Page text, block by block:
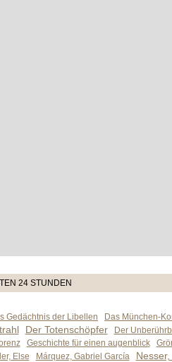
24 STUNDEN
Gedächtnis der Libellen Das München-
Der Totenschöpfer
Der
Geschichte für einen augenblick
Else Márquez, Gabriel García